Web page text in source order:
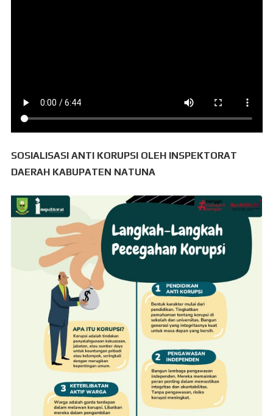
SOSIALISASI ANTI KORUPSI OLEH INSPEKTORAT
DAERAH KABUPATEN NATUNA